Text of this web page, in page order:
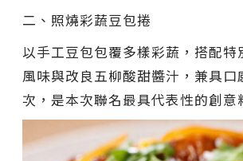
二、照燒彩蔬豆包捲
以手工豆包包覆多樣彩蔬，搭配特
風味與改良五柳酸甜醬汁，兼具口
次，是本次聯名最具代表性的創意